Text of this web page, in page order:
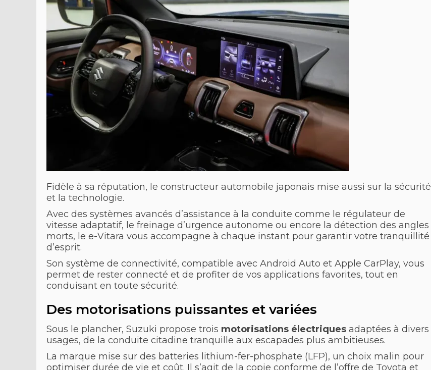
Fidèle à sa réputation, le constructeur automobile japonais mise aussi sur la sécurité
et la technologie.
Avec des systèmes avancés d’assistance à la conduite comme le régulateur de
vitesse adaptatif, le freinage d’urgence autonome ou encore la détection des angles
morts, le e-Vitara vous accompagne à chaque instant pour garantir votre tranquillité
d’esprit.
Son système de connectivité, compatible avec Android Auto et Apple CarPlay, vous
permet de rester connecté et de profiter de vos applications favorites, tout en
conduisant en toute sécurité.
Des motorisations puissantes et variées
Sous le plancher, Suzuki propose trois motorisations électriques adaptées à divers
usages, de la conduite citadine tranquille aux escapades plus ambitieuses.
La marque mise sur des batteries lithium-fer-phosphate (LFP), un choix malin pour
optimiser durée de vie et coût. Il s’agit de la copie conforme de l’offre de Toyota et